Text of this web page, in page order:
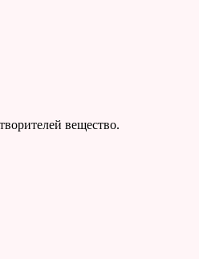
вещество.